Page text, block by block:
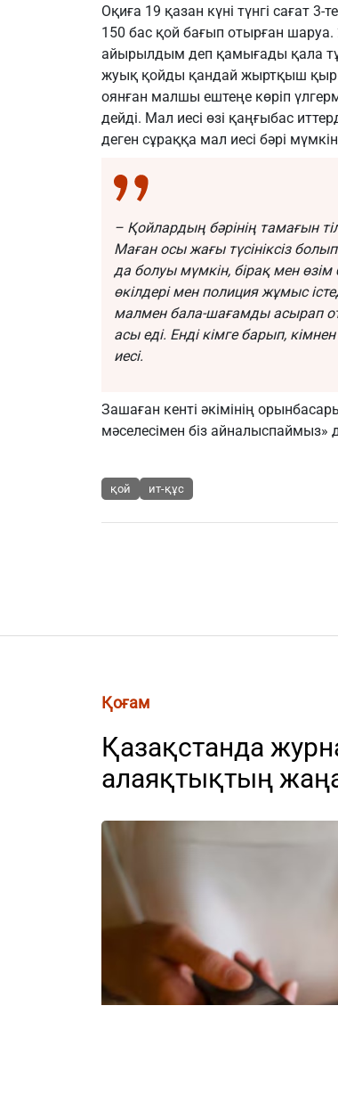
Оқиға 19 қазан күні түнгі сағат
150 бас қой бағып отырған
айырылдым деп қамығады қала
жуық қойды қандай жыртқыш
оянған малшы ештеңе көріп
дейді. Мал иесі өзі қаңғыбас
деген сұраққа мал иесі бәрі
– Қойлардың бәрінің тамағын
Маған осы жағы түсініксіз
да болуы мүмкін, бірақ мен
өкілдері мен полиция жұмыс
малмен бала-шағамды асырап
асы еді. Енді кімге барып,
иесі.
Зашаған кенті әкімінің
мәселесімен біз айналыспаймыз»
қой ит-құс
Қоғам
Қазақстанда
алаяқтықтың